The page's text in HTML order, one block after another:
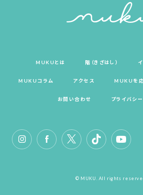
MUKUとは 階（きざはし）
MUKUコラム アクセス MUKUを
お問い合わせ プライバシ
© MUKU. All rights